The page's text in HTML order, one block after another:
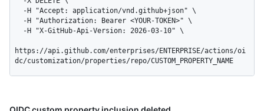
https://api.github.com/enterprises/ENTERPRISE/actions/oi
dc/customization/properties/repo/CUSTOM_PROPERTY_NAME